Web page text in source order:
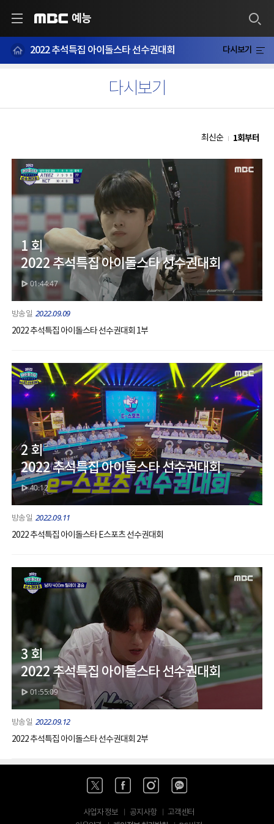
예능
2022 추석특집 아이돌스타 선수권대회 다시보기
다시보기
최신순 1회부터
1 회
2022 추석특집 아이돌스타 선수권대회
01:44:47
2022.09.09
2022 추석특집 아이돌스타 선수권대회 1부
2 회
2022 추석특집 아이돌스타 선수권대회
40:12
2022.09.11
2022 추석특집 아이돌스타 E스포츠 선수권대회
3 회
2022 추석특집 아이돌스타 선수권대회
01:55:09
2022.09.12
2022 추석특집 아이돌스타 선수권대회 2부
사업자 정보 공지사항
고객센터